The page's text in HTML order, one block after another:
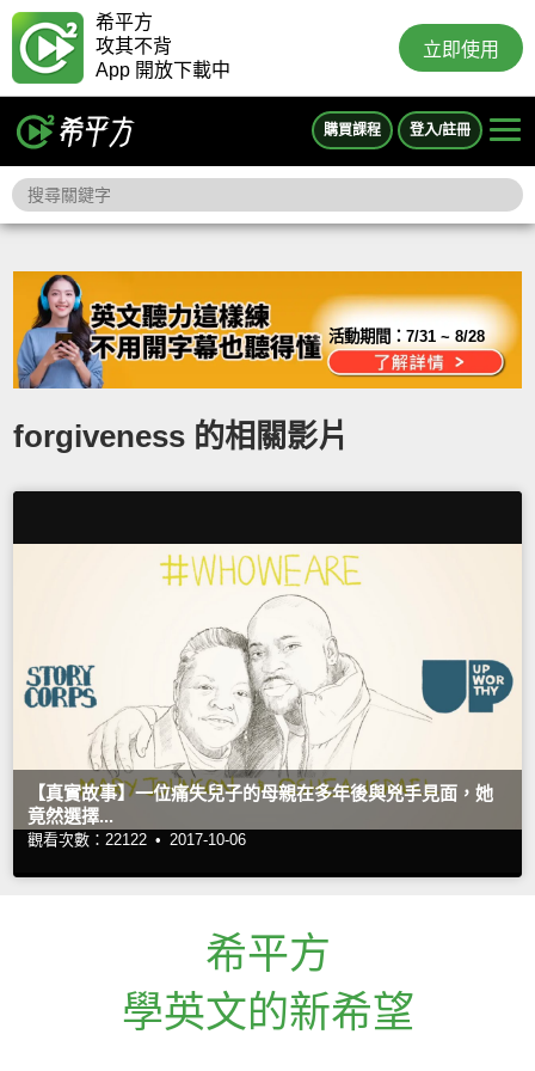
希平方
攻其不背
App 開放下載中
立即使用
購買課程 登入/註冊
活動期間：7/31 ~ 8/28
forgiveness 的相關影片
【真實故事】一位痛失兒子的母親在多年後與兇手見面，她
竟然選擇...
觀看次數：22122 • 2017-10-06
希平方
學英文的新希望